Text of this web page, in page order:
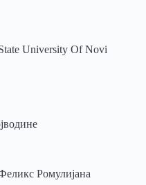
University Of Novi
Ромулијана